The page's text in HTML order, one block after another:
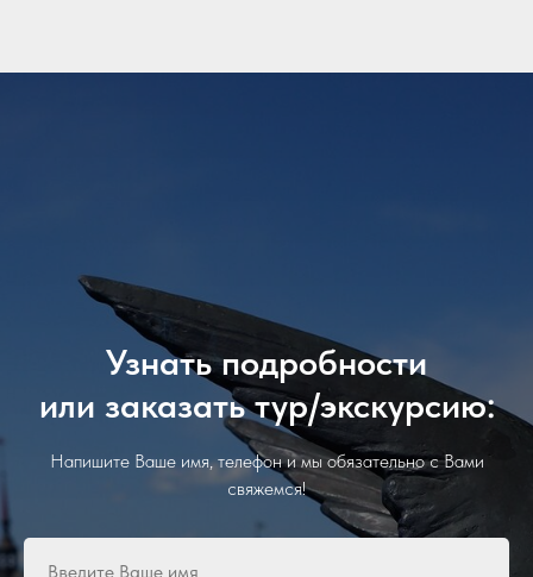
Узнать подробности
или заказать тур/экскурсию:
Напишите Ваше имя, телефон и мы обязательно с Вами
свяжемся!